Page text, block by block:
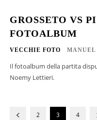
GROSSETO VS
FOTOALBUM
VECCHIE FOTO MANUEL
Il fotoalbum della partita
Noemy Lettieri.
2 3 4